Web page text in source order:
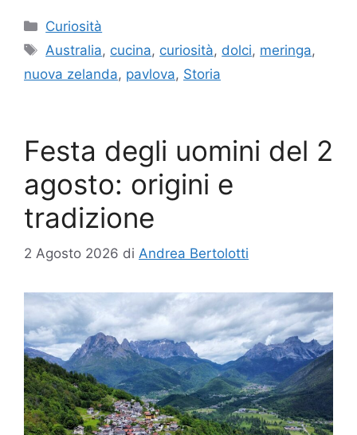
Categorie
Curiosità
Tag
Australia, cucina, curiosità, dolci, meringa,
nuova zelanda, pavlova, Storia
Festa degli uomini del 2
agosto: origini e
tradizione
2 Agosto 2026 di Andrea Bertolotti